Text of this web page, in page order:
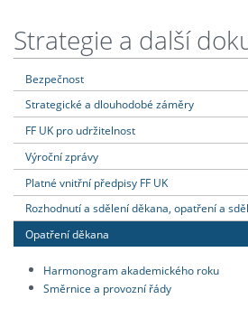
Strategie a další
Bezpečnost
Strategické a dlouhodobé záměry
FF UK pro udržitelnost
Výroční zprávy
Platné vnitřní předpisy FF UK
Rozhodnutí a sdělení děkana, opatření a
Opatření děkana
Harmonogram akademického roku
Směrnice a provozní řády